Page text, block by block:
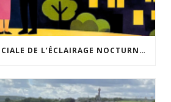
ACCEPTABILITÉ SOCIALE DE L’ÉCLAIRAGE NOCTURNE : LE REPLAY EST DISPONIBLE